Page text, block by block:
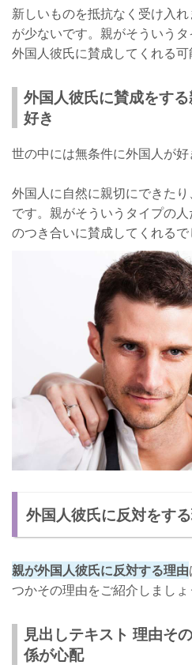
新しいものを抵抗なく受け入
が少ないです。親がそういうタ
外国人彼氏に賛成してくれる可
外国人彼氏に賛成をす
好き
世の中には無条件に外国人が好
外国人に自然に親切にできた
です。親がそういうタイプの
のつき合いに賛成してくれるで
外国人彼氏に反対をす
親が外国人彼氏に反対する理由
つかその理由をご紹介しましょ
見出しテキスト 理由そ
係が心配